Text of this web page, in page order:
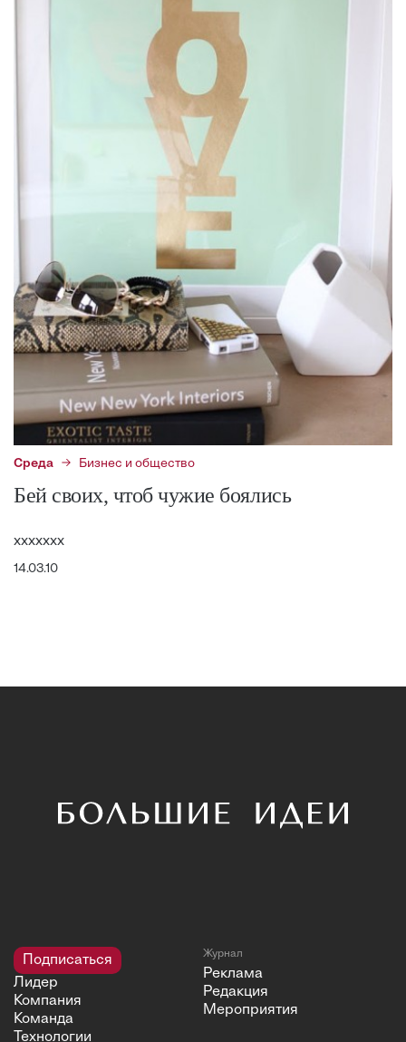
Среда Бизнес и общество
Бей своих, чтоб чужие боялись
ххххххх
14.03.10
Подписаться
Лидер
Компания
Команда
Технологии
Журнал
Реклама
Редакция
Мероприятия